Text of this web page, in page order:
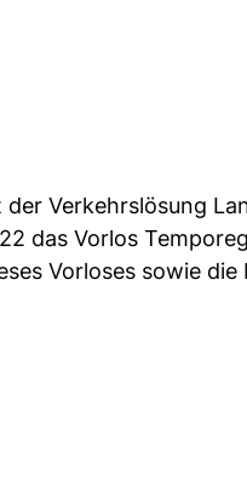
Verkehrslösung
das Vorlos
Vorloses sowie